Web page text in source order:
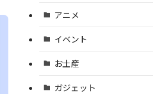
アニメ
イベント
お土産
ガジェット